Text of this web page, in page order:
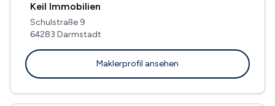
Keil Immobilien
Schulstraße 9
64283 Darmstadt
Maklerprofil ansehen